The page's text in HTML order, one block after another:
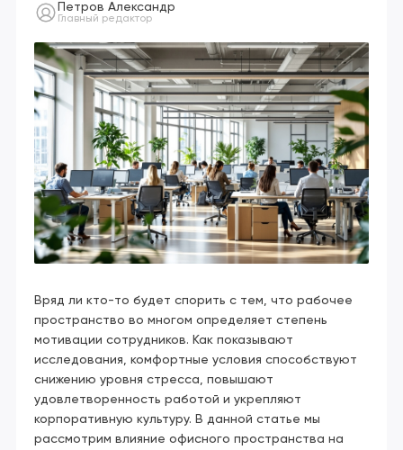
Петров Александр
Главный редактор
Вряд ли кто-то будет спорить с тем, что рабочее
пространство во многом определяет степень
мотивации сотрудников. Как показывают
исследования, комфортные условия способствуют
снижению уровня стресса, повышают
удовлетворенность работой и укрепляют
корпоративную культуру. В данной статье мы
рассмотрим влияние офисного пространства на